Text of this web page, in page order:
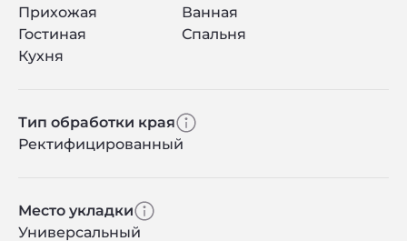
Прихожая
Ванная
Гостиная
Спальня
Кухня
Тип обработки края
Ректифицированный
Место укладки
Универсальный